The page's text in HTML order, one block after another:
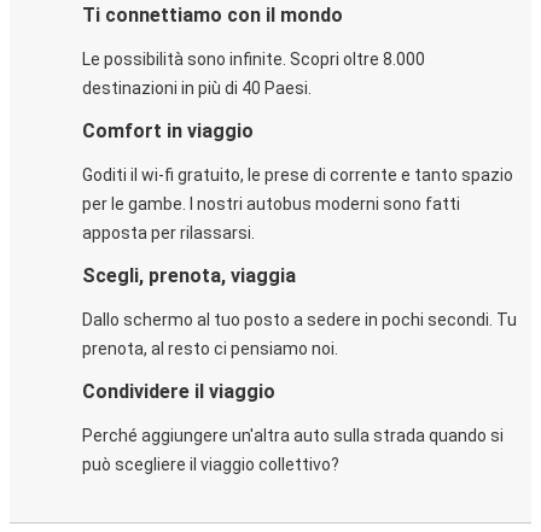
Ti connettiamo con il mondo
Le possibilità sono infinite. Scopri oltre 8.000
destinazioni in più di 40 Paesi.
Comfort in viaggio
Goditi il wi-fi gratuito, le prese di corrente e tanto spazio
per le gambe. I nostri autobus moderni sono fatti
apposta per rilassarsi.
Scegli, prenota, viaggia
Dallo schermo al tuo posto a sedere in pochi secondi. Tu
prenota, al resto ci pensiamo noi.
Condividere il viaggio
Perché aggiungere un'altra auto sulla strada quando si
può scegliere il viaggio collettivo?